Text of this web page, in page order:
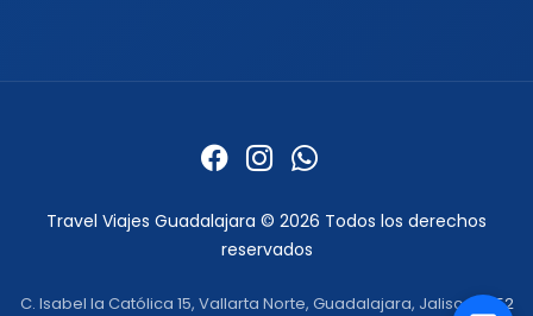
Travel Viajes Guadalajara © 2026 Todos los derechos
reservados
C. Isabel la Católica 15, Vallarta Norte, Guadalajara, Jalisco · +52